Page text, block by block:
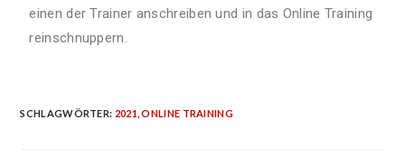
einen der Trainer anschreiben und in das Online Training
reinschnuppern.
SCHLAGWÖRTER: 2021 ONLINE TRAINING